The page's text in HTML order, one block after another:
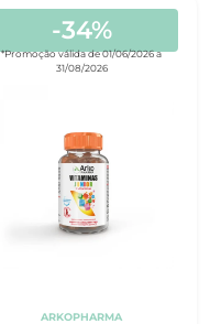
-34%
*Promoção válida de 01/06/2026 a
31/08/2026
ARKOPHARMA